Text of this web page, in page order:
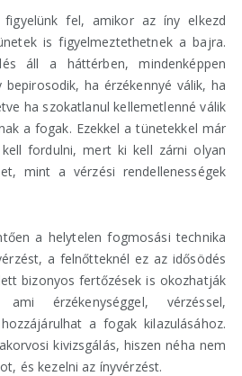
fel, amikor az íny elkezd
is figyelmeztethetnek a bajra.
áll a háttérben, mindenképpen
ha érzékennyé válik, ha
ha szokatlanul kellemetlenné válik
a fogak. Ezekkel a tünetekkel már
fordulni, mert ki kell zárni olyan
mint a vérzési rendellenességek
a helytelen fogmosási technika
a felnőtteknél ez az idősödés
bizonyos fertőzések is okozhatják
érzékenységgel, vérzéssel,
a fogak kilazulásához.
kivizsgálás, hiszen néha nem
és kezelni az ínyvérzést.